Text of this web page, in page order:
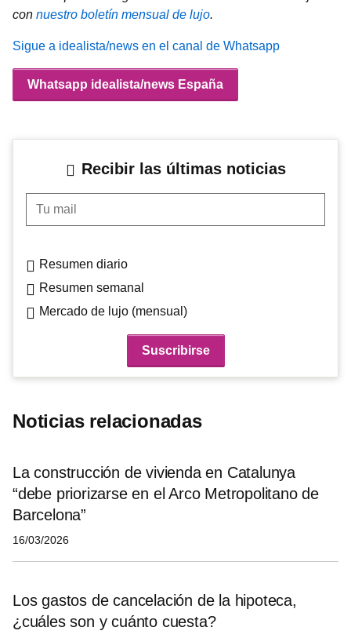
con nuestro boletín mensual de lujo.
Sigue a idealista/news en el canal de Whatsapp
Whatsapp idealista/news España
Recibir las últimas noticias
Tu mail
Resumen diario
Resumen semanal
Mercado de lujo (mensual)
Noticias relacionadas
La construcción de vivienda en Catalunya
“debe priorizarse en el Arco Metropolitano de
Barcelona”
16/03/2026
Los gastos de cancelación de la hipoteca,
¿cuáles son y cuánto cuesta?